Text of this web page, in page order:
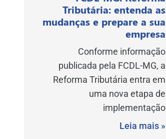
Tributária: entenda as
mudanças e prepare a sua
empresa
Conforme informação
publicada pela FCDL-MG, a
Reforma Tributária entra em
uma nova etapa de
implementação
Leia mais »